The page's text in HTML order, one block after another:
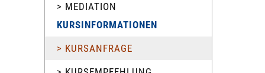
> MEDIATION
KURSINFORMATIONEN
> KURSANFRAGE